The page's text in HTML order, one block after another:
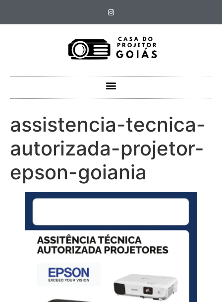
assistencia-tecnica-
autorizada-projetor-
epson-goiania